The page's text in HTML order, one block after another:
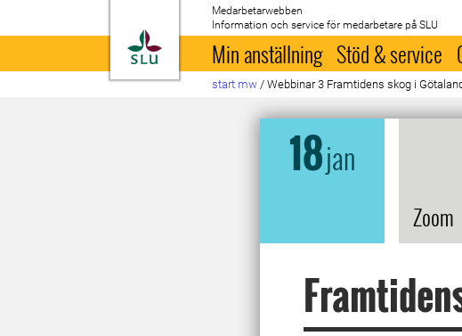
Till startsida
Medarbetarwebben
Information och service för medarbetare på SLU
Min anställning Stöd & service
start mw / Webbinar 3 Framtidens skog i
18jan
Zoom